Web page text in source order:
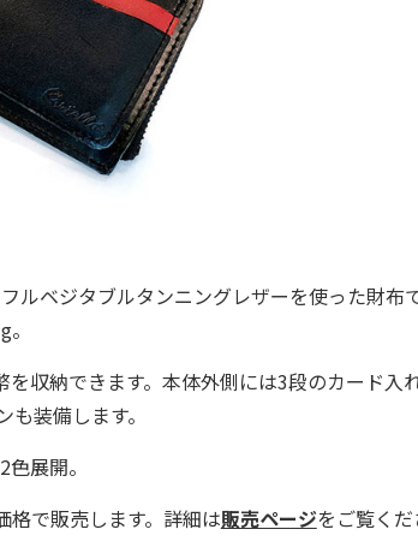
ベジタブルタンニングレザーを使った財布で
収納できます。本体外側には3段のカード入
装備します。
展開。
で販売します。詳細は販売ページをご覧くだ